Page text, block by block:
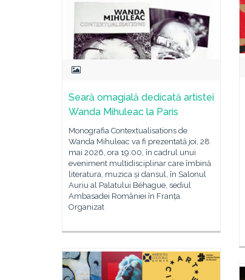
Seară omagială dedicată artistei
Wanda Mihuleac la Paris
Monografia Contextualisations de
Wanda Mihuleac va fi prezentată joi, 28
mai 2026, ora 19:00, în cadrul unui
eveniment multidisciplinar care îmbină
literatura, muzica și dansul, în Salonul
Auriu al Palatului Béhague, sediul
Ambasadei României în Franța.
Organizat